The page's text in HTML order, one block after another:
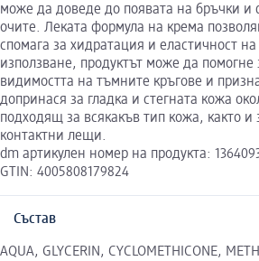
може да доведе до появата на бръчки
очите. Леката формула на крема
спомага за хидратация и еластичност
използване, продуктът може да помогне
видимостта на тъмните кръгове и
допринася за гладка и стегната кожа
подходящ за всякакъв тип кожа, както и
контактни лещи.
dm артикулен номер на продукта:
GTIN: 4005808179824
Състав
AQUA, GLYCERIN, CYCLOMETHICONE,